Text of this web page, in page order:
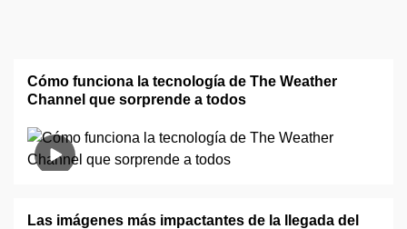
Cómo funciona la tecnología de The Weather
Channel que sorprende a todos
Las imágenes más impactantes de la llegada del